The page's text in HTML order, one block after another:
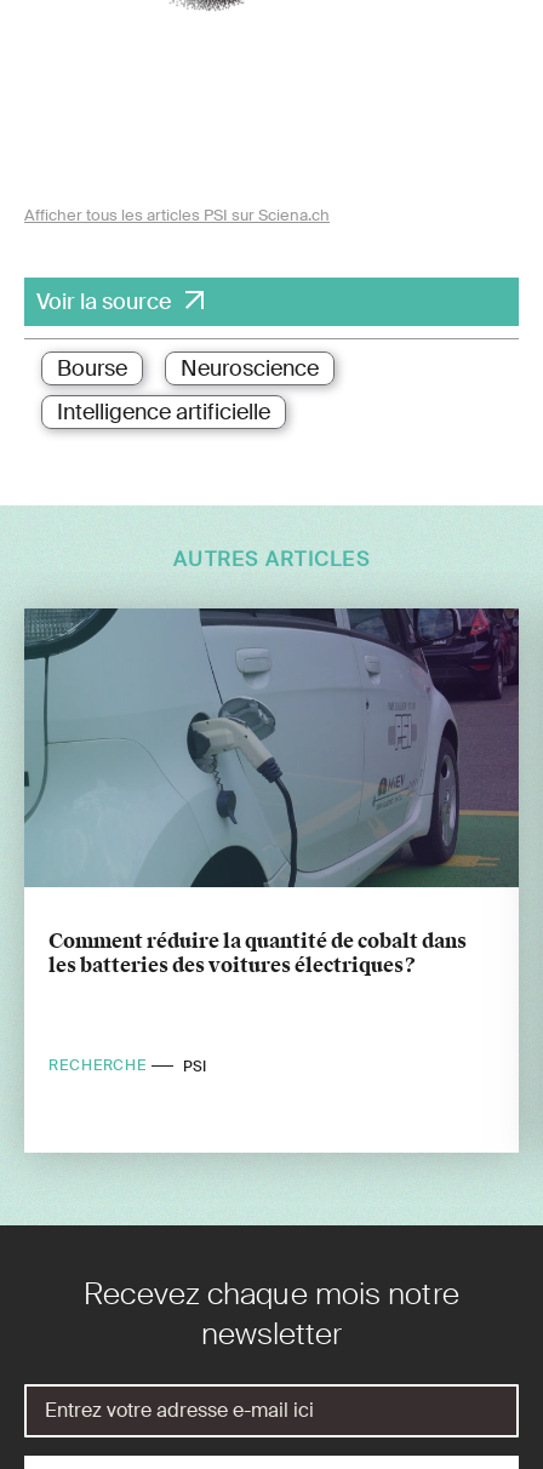
Afficher tous les articles PSI sur Sciena.ch
Voir la source
Bourse
Neuroscience
Intelligence artificielle
AUTRES ARTICLES
Comment réduire la quantité de cobalt dans
les batteries des voitures électriques?
RECHERCHE PSI
Recevez chaque mois notre
newsletter